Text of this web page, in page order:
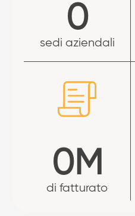
sedi aziendali
0
di fatturato
0M